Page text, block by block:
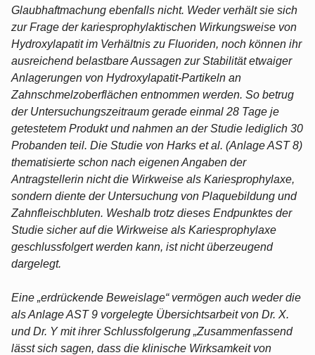
Glaubhaftmachung ebenfalls nicht. Weder verhält sie sich
zur Frage der kariesprophylaktischen Wirkungsweise von
Hydroxylapatit im Verhältnis zu Fluoriden, noch können ihr
ausreichend belastbare Aussagen zur Stabilität etwaiger
Anlagerungen von Hydroxylapatit-Partikeln an
Zahnschmelzoberflächen entnommen werden. So betrug
der Untersuchungszeitraum gerade einmal 28 Tage je
getestetem Produkt und nahmen an der Studie lediglich 30
Probanden teil. Die Studie von Harks et al. (Anlage AST 8)
thematisierte schon nach eigenen Angaben der
Antragstellerin nicht die Wirkweise als Kariesprophylaxe,
sondern diente der Untersuchung von Plaquebildung und
Zahnfleischbluten. Weshalb trotz dieses Endpunktes der
Studie sicher auf die Wirkweise als Kariesprophylaxe
geschlussfolgert werden kann, ist nicht überzeugend
dargelegt.
Eine „erdrückende Beweislage“ vermögen auch weder die
als Anlage AST 9 vorgelegte Übersichtsarbeit von Dr. X.
und Dr. Y mit ihrer Schlussfolgerung „Zusammenfassend
lässt sich sagen, dass die klinische Wirksamkeit von